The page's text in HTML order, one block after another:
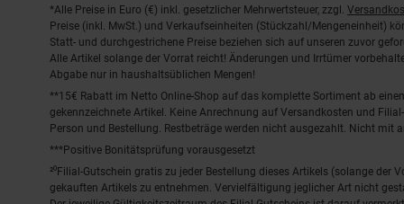
Fußnoten
*Alle Preise in Euro (€) inkl. gesetzlicher Mehrwertsteuer, zzgl.
Preise (inkl. MwSt.) und Verkaufseinheiten (Stückzahl/Mengeneinheit)
Statt- und durchgestrichene Preise beziehen sich auf unseren zuvor
Alle Artikel solange der Vorrat reicht! Änderungen und Irrtümer
Abgabe nur in haushaltsüblichen Mengen!
**15€ Rabatt im Netto Online-Shop auf das komplette Sortiment ab
gekennzeichnete Artikel. Keine Anrechnung auf Versandkosten und
Person und Bestellung. Restbeträge werden nicht ausgezahlt. Nicht mit
***Positive Bonitätsprüfung vorausgesetzt
²⁰Filial-Gutschein gratis zu jeder Bestellung dieses Artikels (solange
gekauften Artikels zu entnehmen. Vervielfältigung jeglicher Art nicht